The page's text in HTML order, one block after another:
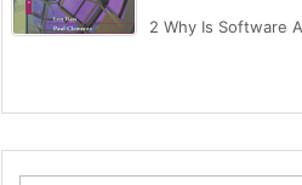
2 Why Is Software